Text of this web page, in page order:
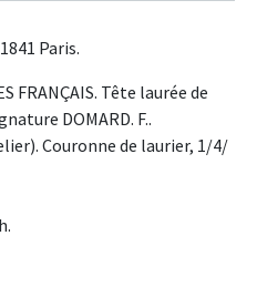
Paris.
FRANÇAIS. Tête laurée de
DOMARD. F..
Couronne de laurier, 1/4/